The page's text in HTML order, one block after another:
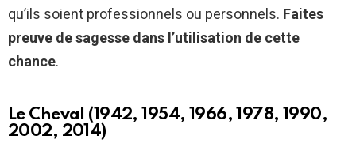
qu’ils soient professionnels ou personnels. Faites
preuve de sagesse dans l’utilisation de cette
chance.
Le Cheval (1942, 1954, 1966, 1978, 1990,
2002, 2014)